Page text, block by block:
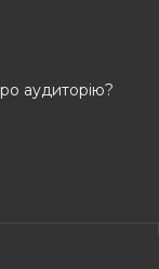
аудиторію?